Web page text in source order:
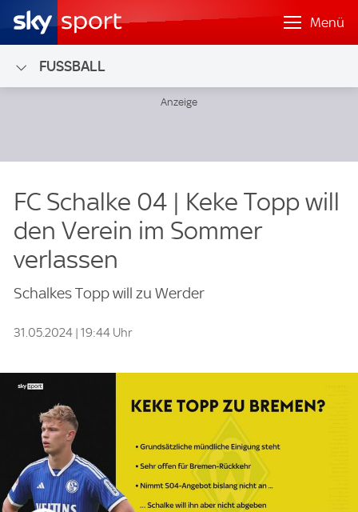
Menü
FUSSBALL
FC Schalke 04 | Keke Topp will
den Verein im Sommer
verlassen
Schalkes Topp will zu Werder
31.05.2024 | 19:44 Uhr